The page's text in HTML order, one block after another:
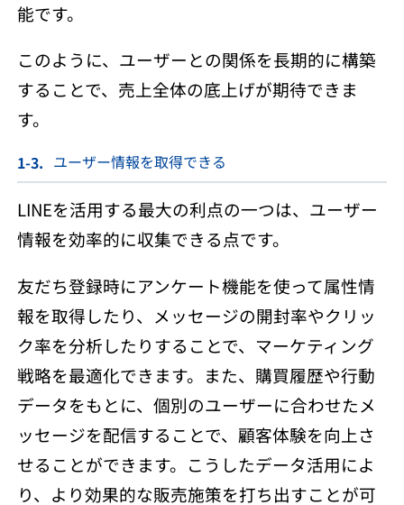
能です。
このように、ユーザーとの関係を長期的に構築
することで、売上全体の底上げが期待できま
す。
ユーザー情報を取得できる
LINEを活用する最大の利点の一つは、ユーザー
情報を効率的に収集できる点です。
友だち登録時にアンケート機能を使って属性情
報を取得したり、メッセージの開封率やクリッ
ク率を分析したりすることで、マーケティング
戦略を最適化できます。また、購買履歴や行動
データをもとに、個別のユーザーに合わせたメ
ッセージを配信することで、顧客体験を向上さ
せることができます。こうしたデータ活用によ
り、より効果的な販売施策を打ち出すことが可